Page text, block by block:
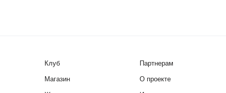
Клуб
Магазин
Партнерам
О проекте